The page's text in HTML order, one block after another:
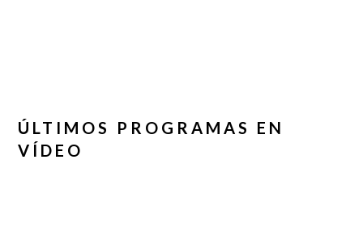
ÚLTIMOS PROGRAMAS EN
VÍDEO